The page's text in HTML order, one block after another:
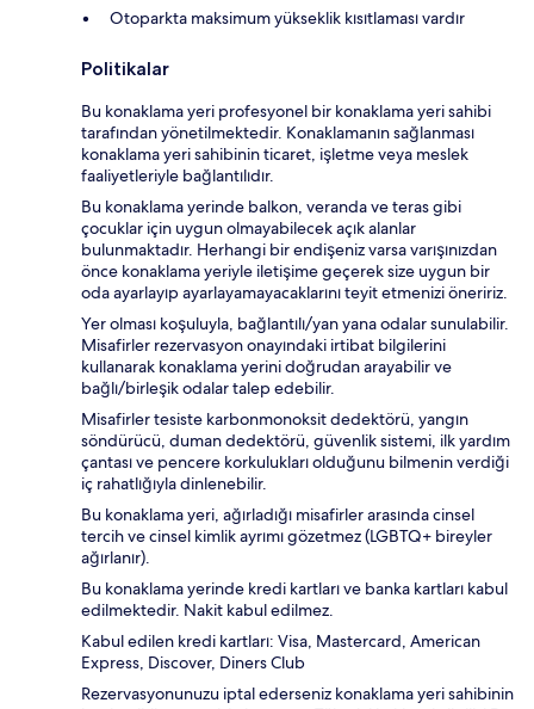
Otoparkta maksimum yükseklik kısıtlaması vardır
Politikalar
Bu konaklama yeri profesyonel bir konaklama yeri sahibi
tarafından yönetilmektedir. Konaklamanın sağlanması
konaklama yeri sahibinin ticaret, işletme veya meslek
faaliyetleriyle bağlantılıdır.
Bu konaklama yerinde balkon, veranda ve teras gibi
çocuklar için uygun olmayabilecek açık alanlar
bulunmaktadır. Herhangi bir endişeniz varsa varışınızdan
önce konaklama yeriyle iletişime geçerek size uygun bir
oda ayarlayıp ayarlayamayacaklarını teyit etmenizi öneririz.
Yer olması koşuluyla, bağlantılı/yan yana odalar sunulabilir.
Misafirler rezervasyon onayındaki irtibat bilgilerini
kullanarak konaklama yerini doğrudan arayabilir ve
bağlı/birleşik odalar talep edebilir.
Misafirler tesiste karbonmonoksit dedektörü, yangın
söndürücü, duman dedektörü, güvenlik sistemi, ilk yardım
çantası ve pencere korkulukları olduğunu bilmenin verdiği
iç rahatlığıyla dinlenebilir.
Bu konaklama yeri, ağırladığı misafirler arasında cinsel
tercih ve cinsel kimlik ayrımı gözetmez (LGBTQ+ bireyler
ağırlanır).
Bu konaklama yerinde kredi kartları ve banka kartları kabul
edilmektedir. Nakit kabul edilmez.
Kabul edilen kredi kartları: Visa, Mastercard, American
Express, Discover, Diners Club
Rezervasyonunuzu iptal ederseniz konaklama yeri sahibinin